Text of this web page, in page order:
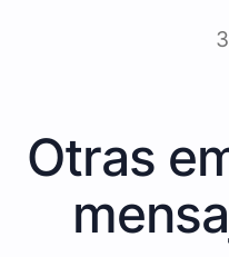
Otras